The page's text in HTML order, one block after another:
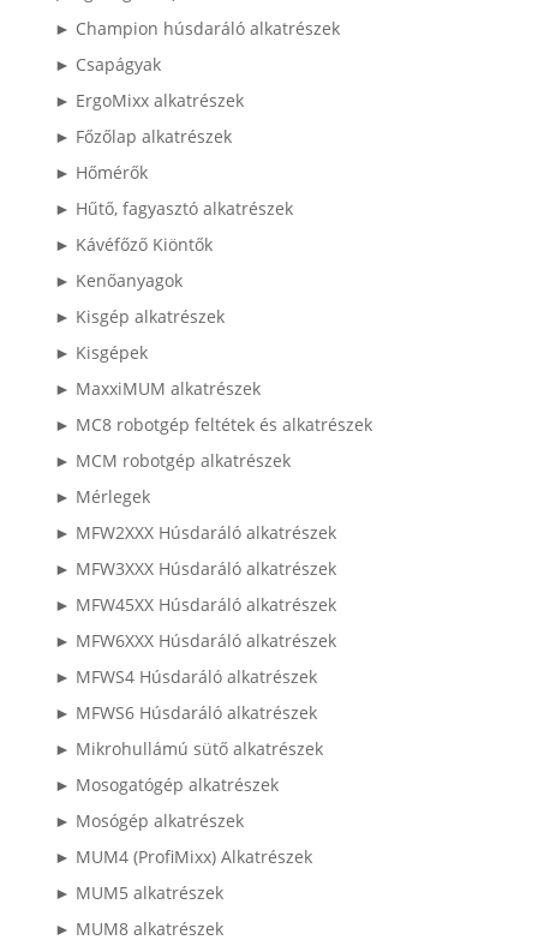
► Champion húsdaráló alkatrészek
► Csapágyak
► ErgoMixx alkatrészek
► Főzőlap alkatrészek
► Hőmérők
► Hűtő, fagyasztó alkatrészek
► Kávéfőző Kiöntők
► Kenőanyagok
► Kisgép alkatrészek
► Kisgépek
► MaxxiMUM alkatrészek
► MC8 robotgép feltétek és alkatrészek
► MCM robotgép alkatrészek
► Mérlegek
► MFW2XXX Húsdaráló alkatrészek
► MFW3XXX Húsdaráló alkatrészek
► MFW45XX Húsdaráló alkatrészek
► MFW6XXX Húsdaráló alkatrészek
► MFWS4 Húsdaráló alkatrészek
► MFWS6 Húsdaráló alkatrészek
► Mikrohullámú sütő alkatrészek
► Mosogatógép alkatrészek
► Mosógép alkatrészek
► MUM4 (ProfiMixx) Alkatrészek
► MUM5 alkatrészek
► MUM8 alkatrészek